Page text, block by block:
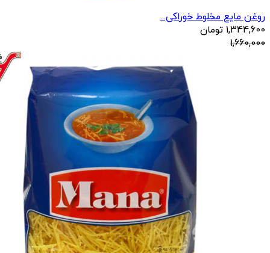
روغن مایع مخلوط خوراکی...
1,344,600 تومان
1,660,000